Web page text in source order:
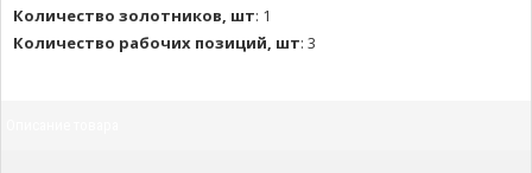
Количество золотников, шт: 1
Количество рабочих позиций, шт: 3